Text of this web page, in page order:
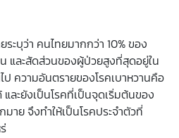
ะบุว่า คนไทยมากกว่า 10% ของ
น และสัดส่วนของผู้ป่วยสูงที่สุดอยู่ใน
ความอันตรายของโรคเบาหวานคือ
และยังเป็นโรคที่เป็นจุดเริ่มต้นของ
าย จึงทำให้เป็นโรคประจำตัวที่